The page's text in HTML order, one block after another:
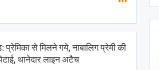
प्रेमिका से मिलने गये, नाबालिग प्रेमी की
थानेदार लाइन अटैच